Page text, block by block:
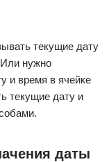
текущие дату
Или нужно
и время в ячейке
текущие дату и
даты